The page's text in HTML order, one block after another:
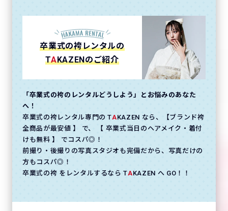
卒業式の袴レンタルの
TAKAZENのご紹介
「卒業式の袴のレンタルどうしよう」とお悩みのあなた
へ！
卒業式の袴レンタル専門の TAKAZEN なら、【ブランド袴
全商品が最安値 】 で、 【 卒業式当日のヘアメイク・着付
けも無料 】 でコスパ◎！
前撮り・後撮りの写真スタジオも完備だから、写真だけの
方もコスパ◎！
卒業式の袴 をレンタルするなら TAKAZEN へ GO！！